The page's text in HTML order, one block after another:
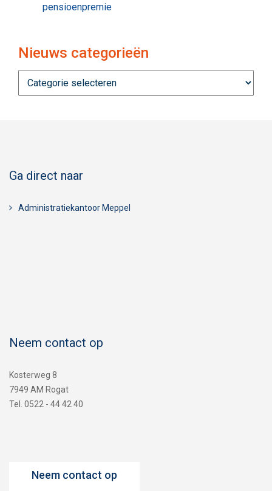
pensioenpremie
Nieuws categorieën
categorieën
Ga direct naar
Administratiekantoor Meppel
Neem contact op
Kosterweg 8
7949 AM Rogat
Tel. 0522 - 44 42 40
Neem contact op